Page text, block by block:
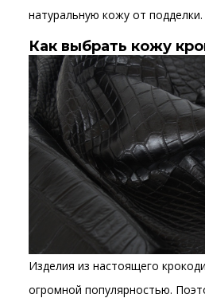
натуральную кожу от подделки.
Как выбрать кожу
Изделия из настоящего
огромной популярностью.